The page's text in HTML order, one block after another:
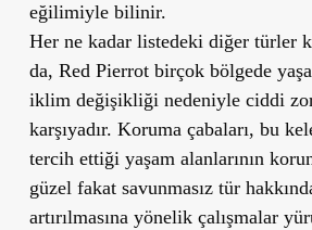
eğilimiyle bilinir.
Her ne kadar listedeki diğer türler
da, Red Pierrot birçok bölgede
iklim değişikliği nedeniyle ciddi
karşıyadır. Koruma çabaları, bu
tercih ettiği yaşam alanlarının
güzel fakat savunmasız tür
artırılmasına yönelik çalışmalar